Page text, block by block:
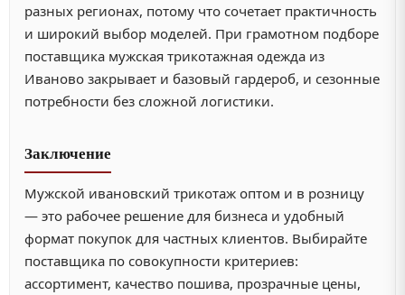
разных регионах, потому что сочетает практичность
и широкий выбор моделей. При грамотном подборе
поставщика мужская трикотажная одежда из
Иваново закрывает и базовый гардероб, и сезонные
потребности без сложной логистики.
Заключение
Мужской ивановский трикотаж оптом и в розницу
— это рабочее решение для бизнеса и удобный
формат покупок для частных клиентов. Выбирайте
поставщика по совокупности критериев:
ассортимент, качество пошива, прозрачные цены,